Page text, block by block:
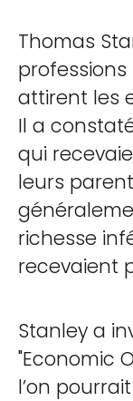
Thomas
attirent les
Il a
qui
leurs
richesse
recevaient
Stanley a
"Economic
l’on